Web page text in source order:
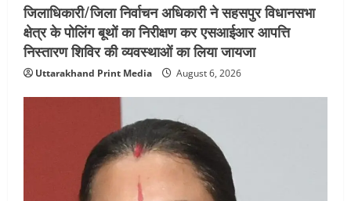
जिलाधिकारी/जिला निर्वाचन अधिकारी ने सहसपुर विधानसभा
क्षेत्र के पोलिंग बूथों का निरीक्षण कर एसआईआर आपत्ति
निस्तारण शिविर की व्यवस्थाओं का लिया जायजा
Uttarakhand Print Media August 6, 2026